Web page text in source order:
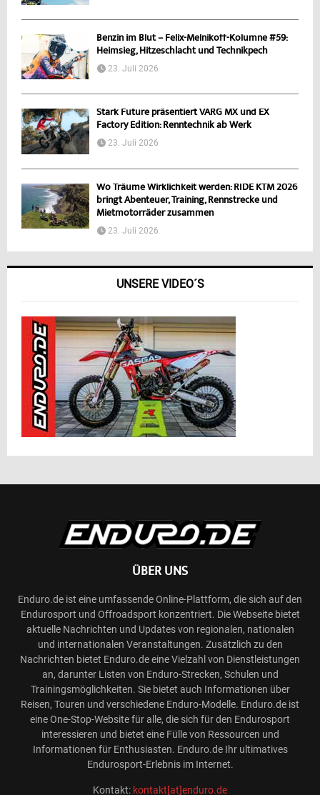
Benzin im Blut – Felix-Melnikoff-Kolumne #59:
Heimsieg, Hitzeschlacht und Technikpech
23. Juli 2026
Stark Future präsentiert VARG MX und EX
Factory Edition: Renntechnik ab Werk
23. Juli 2026
Wo Träume Wirklichkeit werden: RIDE KTM 2026
bringt Abenteuer, Training, Rennstrecke und
Mietmotorräder zusammen
23. Juli 2026
UNSERE VIDEO´S
ÜBER UNS
Enduro.de ist eine umfassende Online-Plattform, die sich auf den
Endurosport und Offroadsport konzentriert. Die Webseite bietet
aktuelle Nachrichten und Updates von regionalen, nationalen
und internationalen Veranstaltungen. Zusätzlich zu den
Nachrichten bietet Enduro.de eine Vielzahl von Dienstleistungen
an, darunter Listen von Enduro-Strecken, Schulen und
Trainingsmöglichkeiten. Sie bietet auch Informationen über
Reisen, Touren und verschiedene Enduro-Modelle. Enduro.de ist
eine One-Stop-Website für alle, die sich für den Endurosport
interessieren und bietet eine Fülle von Ressourcen und
Informationen für Enthusiasten. Enduro.de Ihr ultimatives
Endurosport-Erlebnis im Internet.
Kontakt: kontakt[at]enduro.de